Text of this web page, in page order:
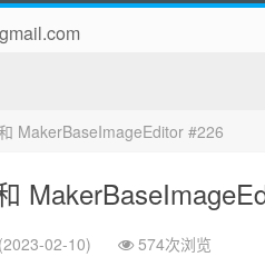
MakerBaseImageEditor #226
02-10) 574次浏览